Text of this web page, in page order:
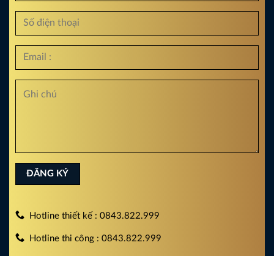
Hotline thiết kế : 0843.822.999
Hotline thi công : 0843.822.999